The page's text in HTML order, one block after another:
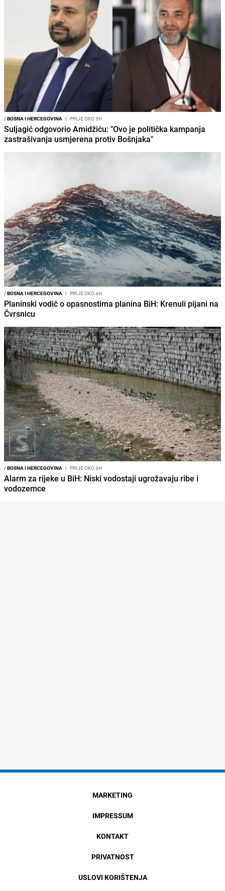
/BOSNA I HERCEGOVINA I PRIJE OKO 3H
Suljagić odgovorio Amidžiću: "Ovo je politička kampanja
zastrašivanja usmjerena protiv Bošnjaka"
/BOSNA I HERCEGOVINA I PRIJE OKO 4H
Planinski vodič o opasnostima planina BiH: Krenuli pijani na
Čvrsnicu
/BOSNA I HERCEGOVINA I PRIJE OKO 4H
Alarm za rijeke u BiH: Niski vodostaji ugrožavaju ribe i
vodozemce
MARKETING
IMPRESSUM
KONTAKT
PRIVATNOST
USLOVI KORIŠTENJA